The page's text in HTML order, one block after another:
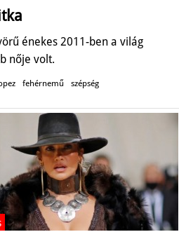
énekes 2011-ben a világ
nője volt.
fehérnemű szépség